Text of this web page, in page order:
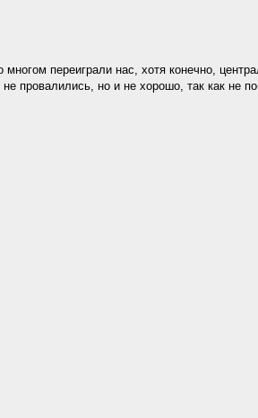
переиграли нас, хотя конечно,
провалились, но и не хорошо, так как не